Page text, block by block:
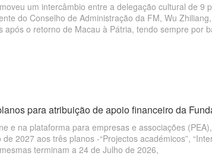
um intercâmbio entre a delegação cultural de 9
do Conselho de Administração da FM, Wu
após o retorno de Macau à Pátria, tendo sempre por
com os resultados resultantes da preservação das
de manter uma relação de cooperação
para atribuição de apoio financeiro da
e na plataforma para empresas e associações
2027 aos três planos -“Projectos académicos”,
terminam a 24 de Julho de 2026,